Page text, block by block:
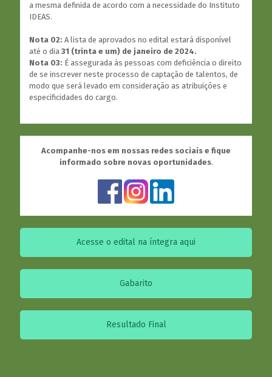
a mesma definida de acordo com a necessidade do Instituto
IDEAS.
Nota 02: A lista de aprovados no edital estará disponível
até o dia 31 (trinta e um) de janeiro de 2024.
Nota 03: É assegurada às pessoas com deficiência o direito
de se inscrever neste processo de captação de talentos, de
modo que será levado em consideração as atribuições e
especificidades do cargo.
Acompanhe-nos em nossas redes sociais e fique
informado sobre novas oportunidades.
Acesse o edital na íntegra aqui
Gabarito
Resultado Final